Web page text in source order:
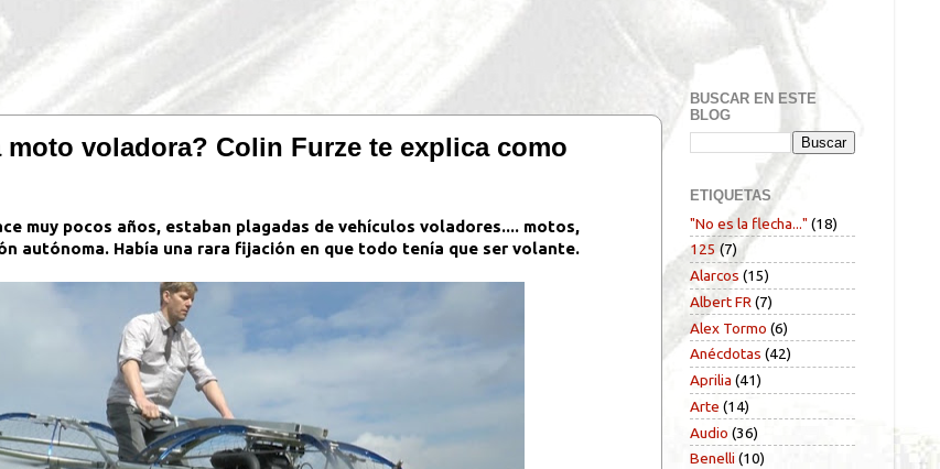
voladora? Colin Furze te explica como
muy pocos años, estaban plagadas de vehículos voladores.... motos,
autónoma. Había una rara fijación en que todo tenía que ser volante.
BUSCAR EN ESTE
BLOG
ETIQUETAS
"No es la flecha..." (18)
125 (7)
Alarcos (15)
Albert FR (7)
Alex Tormo (6)
Anécdotas (42)
Aprilia (41)
Arte (14)
Audio (36)
Benelli (10)